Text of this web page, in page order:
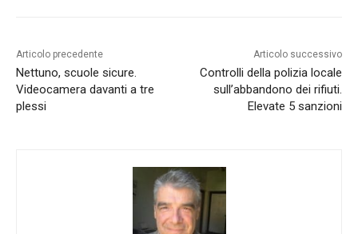
Articolo precedente
Nettuno, scuole sicure.
Videocamera davanti a tre
plessi
Articolo successivo
Controlli della polizia locale
sull’abbandono dei rifiuti.
Elevate 5 sanzioni